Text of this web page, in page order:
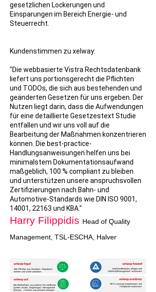
gesetzlichen Lockerungen und
Einsparungen im Bereich Energie- und
Steuerrecht.​​​
Kundenstimmen zu xelway:
"Die webbasierte Vistra Rechtsdatenbank
liefert uns portionsgerecht die Pflichten
und TODOs, die sich aus bestehenden und
geänderten Gesetzen für uns ergeben. Der
Nutzen liegt darin, dass die Aufwendungen
für eine detaillierte Gesetzestext Studie
entfallen und wir uns voll auf die
Bearbeitung der Maßnahmen konzentrieren
können. Die best-practice-
Handlungsanweisungen helfen uns bei
minimalstem Dokumentationsaufwand
maßgeblich, 100 % compliant zu bleiben
und unterstützen unsere anspruchsvollen
Zertifizierungen nach Bahn- und
Automotive-Standards wie DIN ISO 9001,
14001, 22163 und KBA."
Harry Filippidis Head of Quality
Management, TSL-ESCHA, Halver